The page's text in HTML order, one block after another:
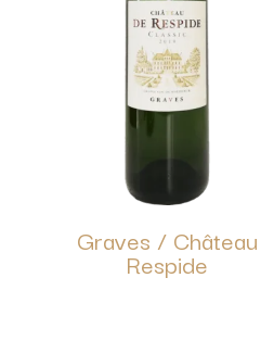
Graves / Château
Respide